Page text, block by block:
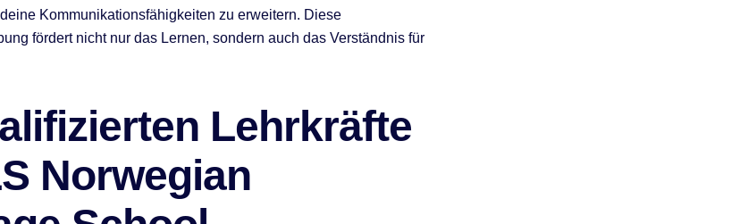
Kommunikationsfähigkeiten zu erweitern. Diese
fördert nicht nur das Lernen, sondern auch das Verständnis für
Lehrkräfte
Norwegian